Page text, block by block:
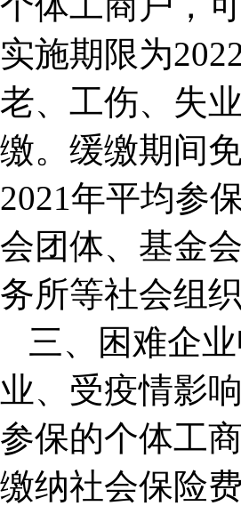
实施期限为
老、工伤、失
缴。缓缴期间
2021年平均参
会团体、基金
务所等社会组
三、困难企
业、受疫情影
参保的个体工
缴纳社会保险